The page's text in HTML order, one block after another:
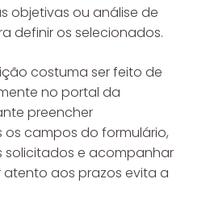
objetivas ou análise de
definir os selecionados.
costuma ser feito de
no portal da
preencher
campos do formulário,
solicitados e acompanhar
atento aos prazos evita a